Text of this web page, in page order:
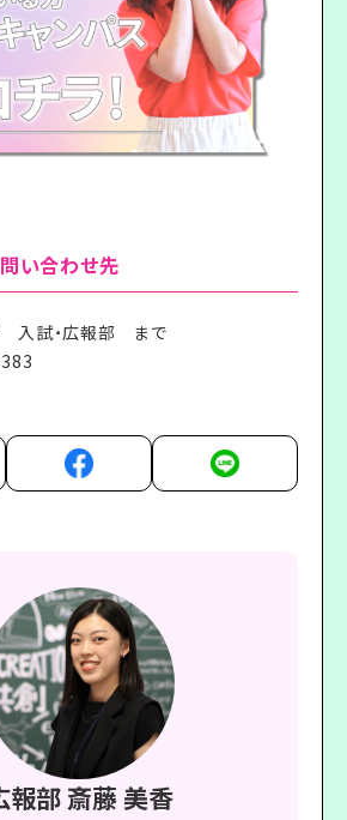
い合わせ先
入試・広報部 まで
報部 斎藤 美香